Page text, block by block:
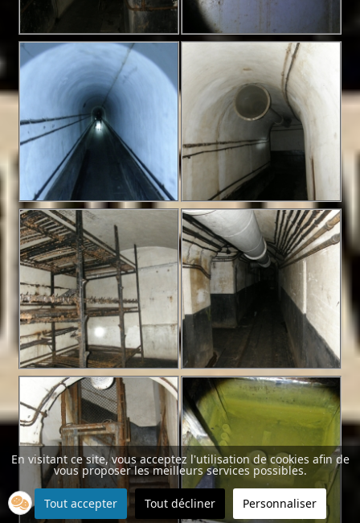
En visitant ce site, vous acceptez l'utilisation de cookies afin de
vous proposer les meilleurs services possibles.
Tout accepter Tout décliner Personnaliser